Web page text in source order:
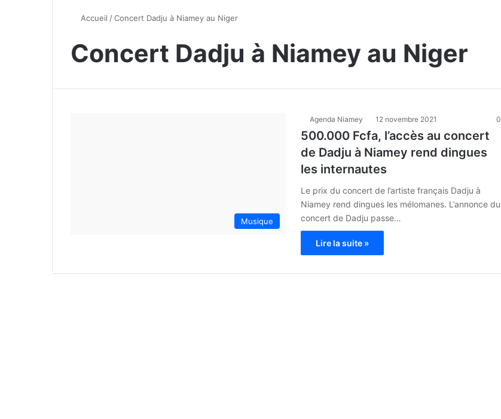
Accueil /Concert Dadju à Niamey au Niger
Concert Dadju à Niamey au Niger
Musique
Agenda Niamey 12 novembre 2021 0
500.000 Fcfa, l’accès au concert
de Dadju à Niamey rend dingues
les internautes
Le prix du concert de l’artiste français Dadju à
Niamey rend dingues les mélomanes. L’annonce du
concert de Dadju passe…
Lire la suite »